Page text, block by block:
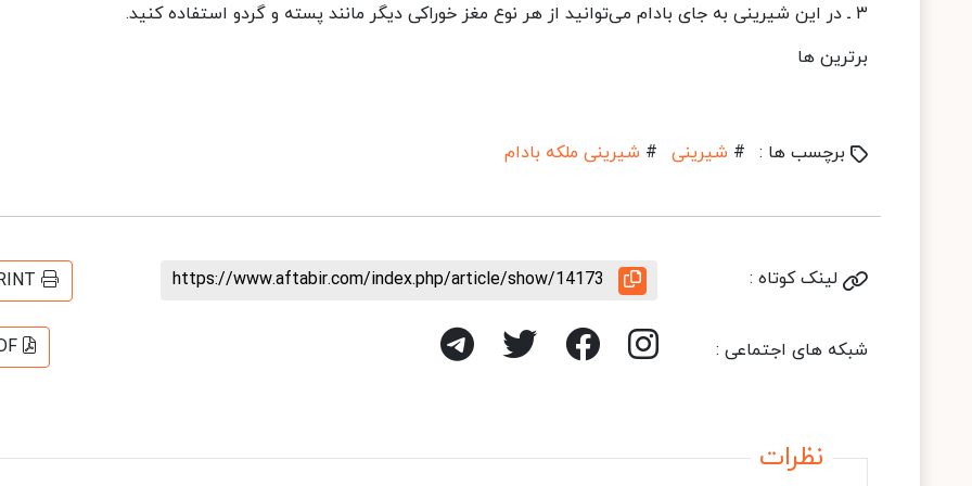
۳ ـ در این شیرینی به جای بادام می‌توانید از هر نوع مغز خوراکی دیگر مانند پسته و گردو استفاده کنید.
برترین ها
برچسب ها : # شیرینی # شیرینی ملکه بادام
لینک کوتاه : https://www.aftabir.com/index.php/article/show/14173
شبکه های اجتماعی :
نظرات